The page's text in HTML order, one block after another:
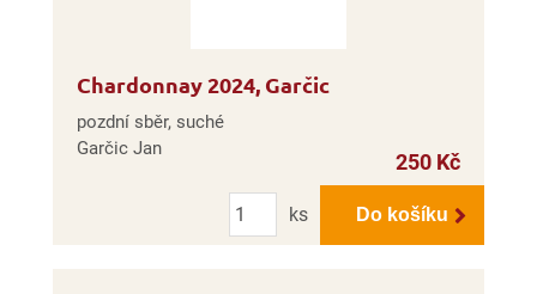
Chardonnay 2024, Garčic
pozdní sběr, suché
Garčic Jan
250 Kč
Počet
ks
Do košíku